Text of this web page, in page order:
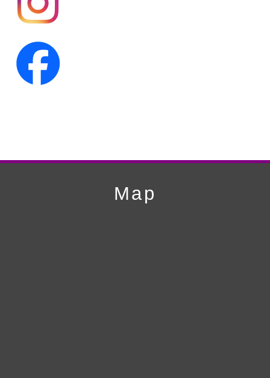
第18回人形供養祭
第16回人形供養祭
第15回人形供養祭
第12回人形供養祭平成22年3月9日
平成21年12月4日
Map